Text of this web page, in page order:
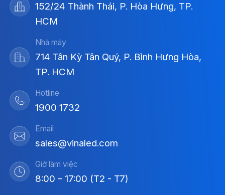
152/24 Thành Thái, P. Hòa Hưng, TP.
HCM
Nhà máy
714 Tân Kỳ Tân Quý, P. Bình Hưng Hòa,
TP. HCM
Hotline
1900 1732
Email
sales@vinaled.com
Giờ làm việc
8:00 – 17:00 (T2 - T7)